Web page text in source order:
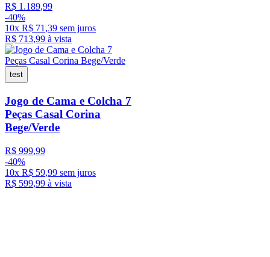
R$ 1 .189,99
-40%
10x R$ 71 ,39 sem juros
R$ 713,99 à vista
test
Jogo de Cama e Colcha 7
Peças Casal Corina
Bege/Verde
R$ 999,99
-40%
10x R$ 59,99 sem juros
R$ 599,99 à vista